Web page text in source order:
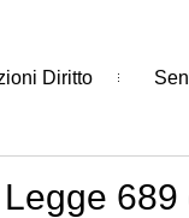
Diritto
Legge 689